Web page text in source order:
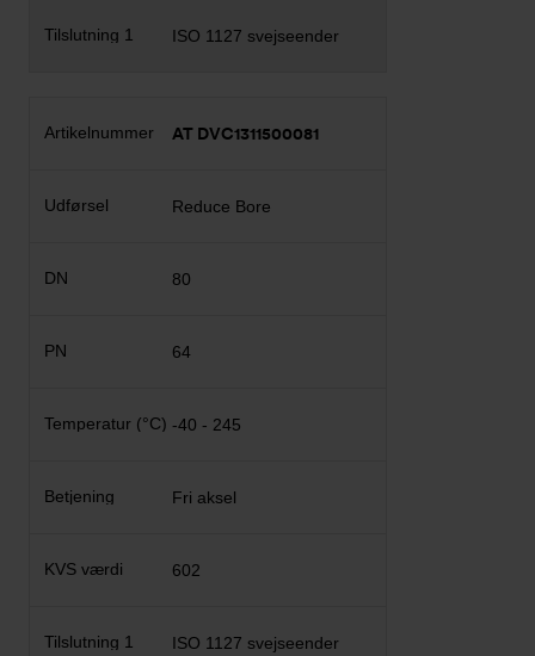
ISO 1127 svejseender
AT DVC1311500081
Reduce Bore
80
64
-40 - 245
Fri aksel
602
ISO 1127 svejseender